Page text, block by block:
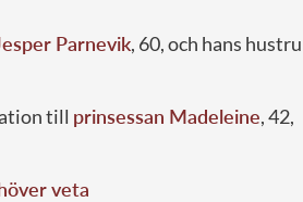
Parnevik, 60, och hans hustru
till prinsessan Madeleine, 42,
veta